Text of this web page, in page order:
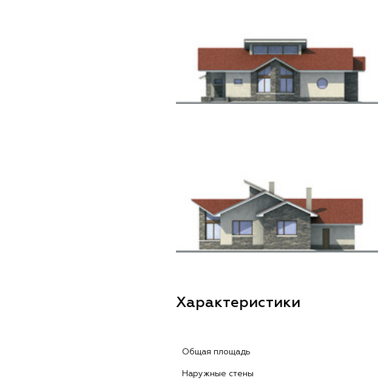
Характеристики
Общая площадь
Наружные стены